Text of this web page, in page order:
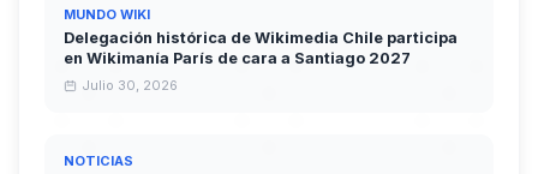
MUNDO WIKI
Delegación histórica de Wikimedia Chile participa
en Wikimanía París de cara a Santiago 2027
Julio 30, 2026
NOTICIAS